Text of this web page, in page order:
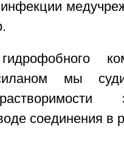
инфекции
мы
соединения в